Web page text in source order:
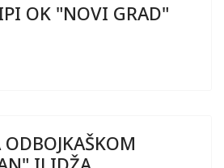
OK "NOVI GRAD"